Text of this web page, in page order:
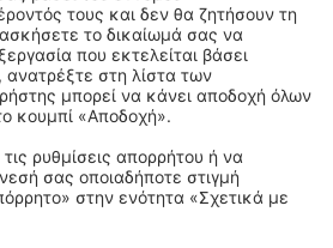
επιφύλαξη παντός νομίμου δικαιώματος.